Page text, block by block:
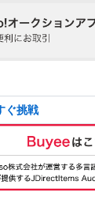
ぐ挑戦